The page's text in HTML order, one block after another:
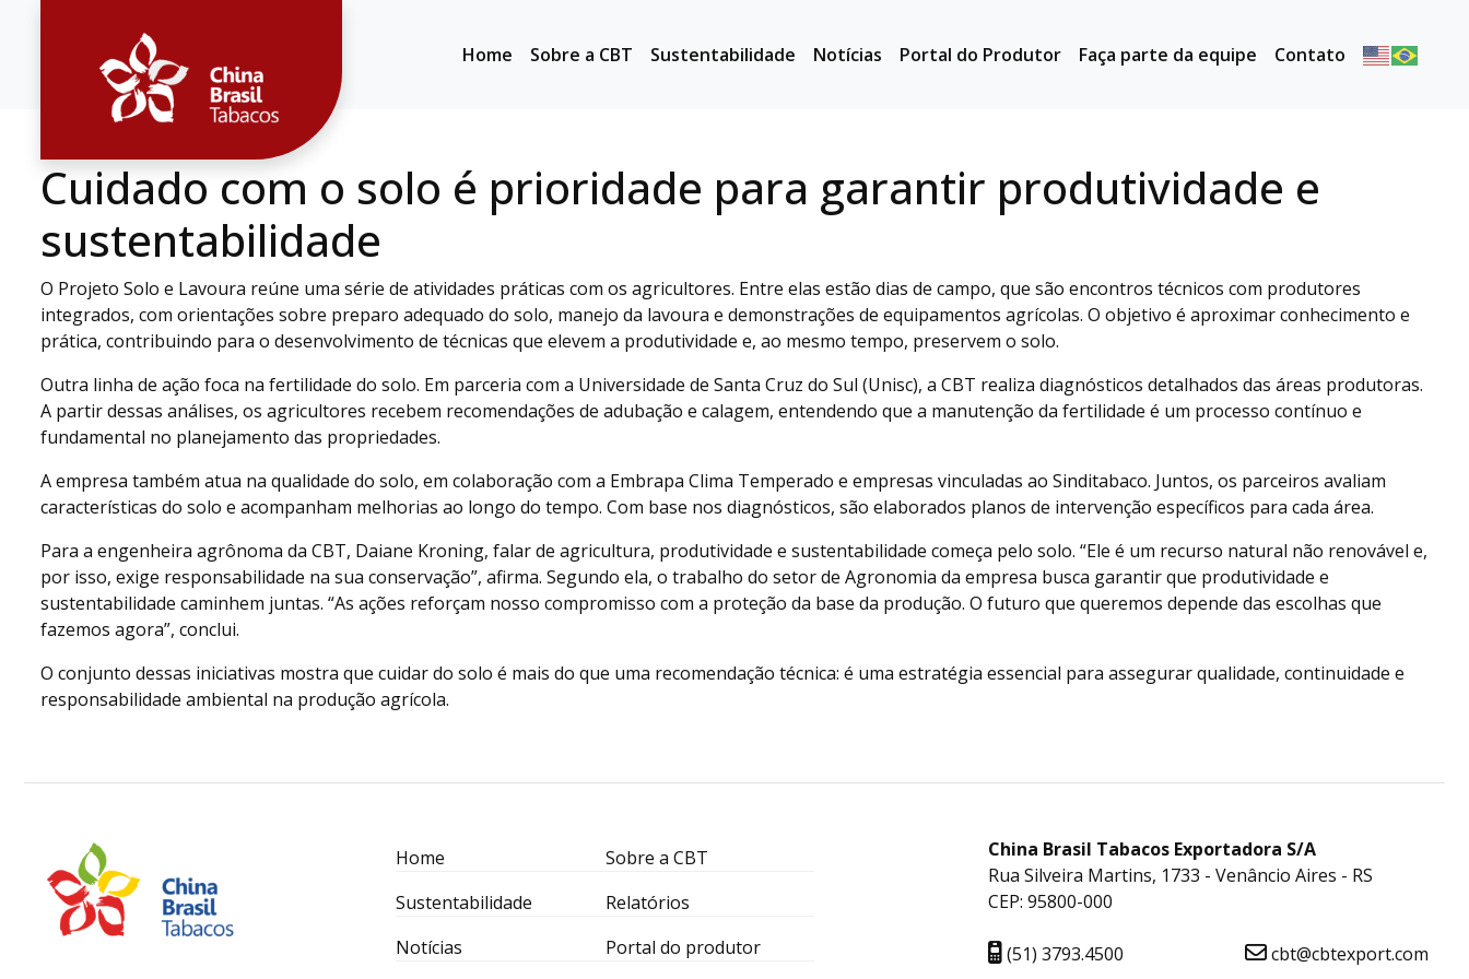
Home Sobre a CBT Sustentabilidade Notícias Portal do Produtor Faça parte da equipe Contato
Cuidado com o solo é prioridade para garantir produtividade e
sustentabilidade
O Projeto Solo e Lavoura reúne uma série de atividades práticas com os agricultores. Entre elas estão dias de campo, que são encontros técnicos com produtores
integrados, com orientações sobre preparo adequado do solo, manejo da lavoura e demonstrações de equipamentos agrícolas. O objetivo é aproximar conhecimento e
prática, contribuindo para o desenvolvimento de técnicas que elevem a produtividade e, ao mesmo tempo, preservem o solo.
Outra linha de ação foca na fertilidade do solo. Em parceria com a Universidade de Santa Cruz do Sul (Unisc), a CBT realiza diagnósticos detalhados das áreas produtoras.
A partir dessas análises, os agricultores recebem recomendações de adubação e calagem, entendendo que a manutenção da fertilidade é um processo contínuo e
fundamental no planejamento das propriedades.
A empresa também atua na qualidade do solo, em colaboração com a Embrapa Clima Temperado e empresas vinculadas ao Sinditabaco. Juntos, os parceiros avaliam
características do solo e acompanham melhorias ao longo do tempo. Com base nos diagnósticos, são elaborados planos de intervenção específicos para cada área.
Para a engenheira agrônoma da CBT, Daiane Kroning, falar de agricultura, produtividade e sustentabilidade começa pelo solo. “Ele é um recurso natural não renovável e,
por isso, exige responsabilidade na sua conservação”, afirma. Segundo ela, o trabalho do setor de Agronomia da empresa busca garantir que produtividade e
sustentabilidade caminhem juntas. “As ações reforçam nosso compromisso com a proteção da base da produção. O futuro que queremos depende das escolhas que
fazemos agora”, conclui.
O conjunto dessas iniciativas mostra que cuidar do solo é mais do que uma recomendação técnica: é uma estratégia essencial para assegurar qualidade, continuidade e
responsabilidade ambiental na produção agrícola.
Home
Sobre a CBT
Sustentabilidade
Relatórios
Notícias
Portal do produtor
China Brasil Tabacos Exportadora S/A
Rua Silveira Martins, 1733 - Venâncio Aires - RS
CEP: 95800-000
(51) 3793.4500 cbt@cbtexport.com